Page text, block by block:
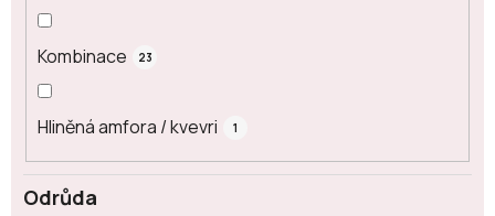
Odrůda
Kombinace 23
Hliněná amfora / kvevri 1